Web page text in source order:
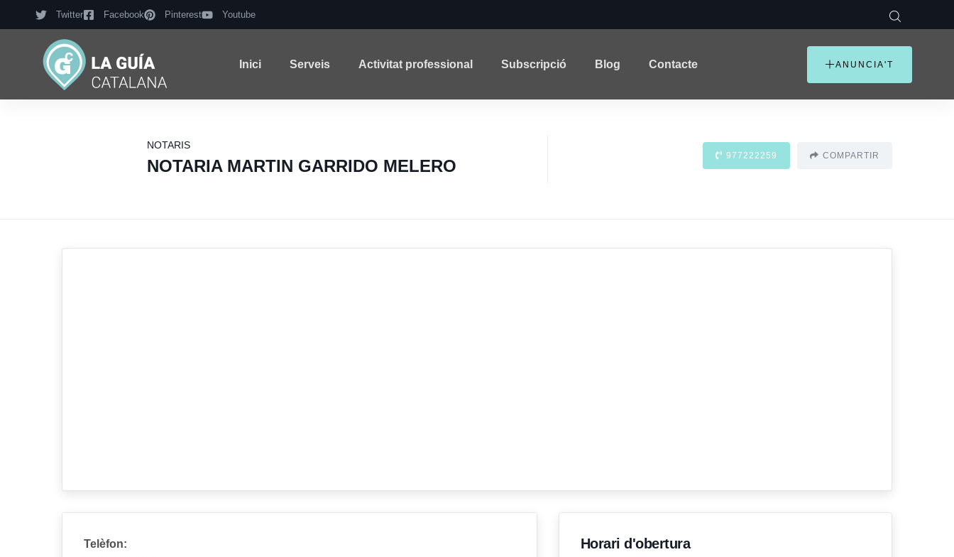
Twitter Facebook Pinterest Youtube
Inici Serveis Activitat professional Subscripció Blog Contacte ANUNCIA'T
NOTARIS
NOTARIA MARTIN GARRIDO MELERO
977222259 COMPARTIR
Telèfon:
Horari d'obertura